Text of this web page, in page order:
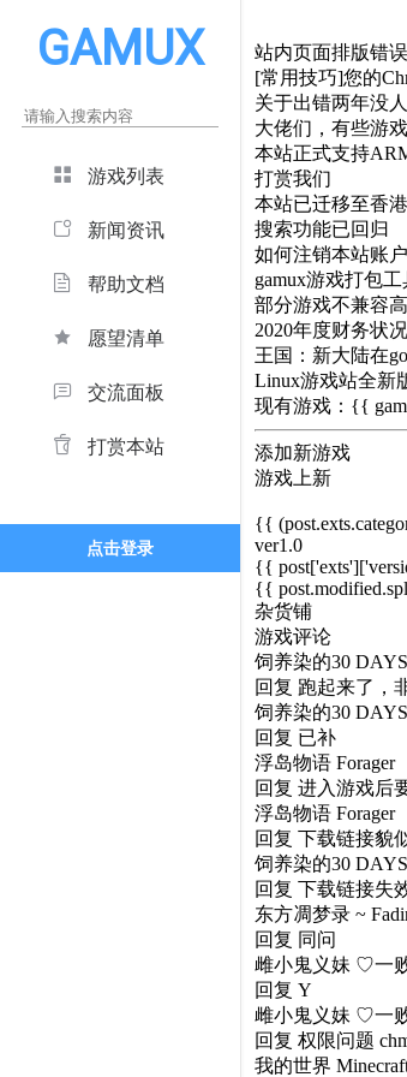
GAMUX
游戏列表
新闻资讯
帮助文档
愿望清单
交流面板
打赏本站
点击登录
站内页面排版错
[常用技巧]您的
关于出错两年没
大佬们，有些游
本站正式支持
打赏我们
本站已迁移至香
搜索功能已回归
如何注销本站账户
gamux游戏打包
部分游戏不兼容
2020年度财务状
王国：新大陆在
Linux游戏站全新
现有游戏：{{
添加新游戏
游戏上新
{{
ver1.0
{{
{{
杂货铺
游戏评论
饲养染的30 DAYS
回复 跑起来了，
饲养染的30 DAYS
回复 已补
浮岛物语 Forager
回复 进入游戏后
浮岛物语 Forager
回复 下载链接貌
饲养染的30 DAYS
回复 下载链接失
东方凋梦录 ~
回复 同问
雌小鬼义妹 ♡一
回复 Y
雌小鬼义妹 ♡一
回复 权限问题
我的世界